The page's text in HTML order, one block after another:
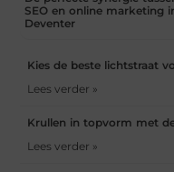
SEO en online marketing
Deventer
Kies de beste lichtstraat
Lees verder »
Krullen in topvorm met
Lees verder »